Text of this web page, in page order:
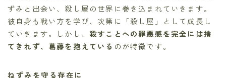
ずみと出会い、殺し屋の世界に巻き込まれていきます。
彼自身も戦い方を学び、次第に「殺し屋」として成長し
ていきます。しかし、 殺すことへの罪悪感を完全には捨
てきれず、葛藤を抱えている のが特徴です。
ねずみを守る存在に